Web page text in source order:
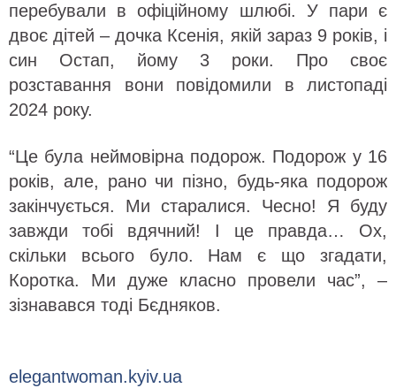
перебували в офіційному шлюбі. У пари є
двоє дітей – дочка Ксенія, якій зараз 9 років, і
син Остап, йому 3 роки. Про своє
розставання вони повідомили в листопаді
2024 року.
“Це була неймовірна подорож. Подорож у 16
років, але, рано чи пізно, будь-яка подорож
закінчується. Ми старалися. Чесно! Я буду
завжди тобі вдячний! І це правда… Ох,
скільки всього було. Нам є що згадати,
Коротка. Ми дуже класно провели час”, –
зізнавався тоді Бєдняков.
elegantwoman.kyiv.ua